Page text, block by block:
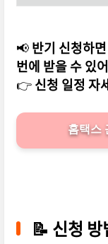
📢반기 신청하
번에 받을 수 있
👉신청 일정 자
홈택스
📝 신청